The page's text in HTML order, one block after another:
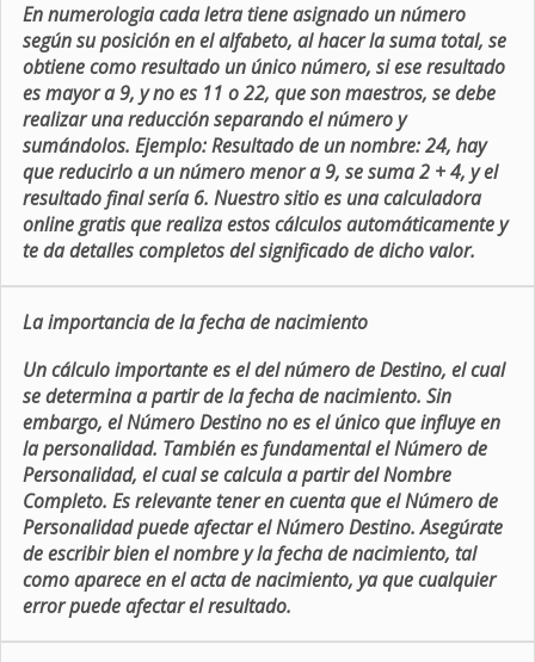
En numerologia cada letra tiene asignado un número
según su posición en el alfabeto, al hacer la suma total, se
obtiene como resultado un único número, si ese resultado
es mayor a 9, y no es 11 o 22, que son maestros, se debe
realizar una reducción separando el número y
sumándolos. Ejemplo: Resultado de un nombre: 24, hay
que reducirlo a un número menor a 9, se suma 2 + 4, y el
resultado final sería 6. Nuestro sitio es una calculadora
online gratis que realiza estos cálculos automáticamente y
te da detalles completos del significado de dicho valor.
La importancia de la fecha de nacimiento
Un cálculo importante es el del número de Destino, el cual
se determina a partir de la fecha de nacimiento. Sin
embargo, el Número Destino no es el único que influye en
la personalidad. También es fundamental el Número de
Personalidad, el cual se calcula a partir del Nombre
Completo. Es relevante tener en cuenta que el Número de
Personalidad puede afectar el Número Destino. Asegúrate
de escribir bien el nombre y la fecha de nacimiento, tal
como aparece en el acta de nacimiento, ya que cualquier
error puede afectar el resultado.